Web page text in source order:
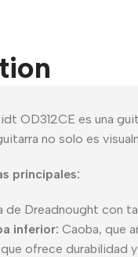
OD312CE es una
no solo es
principales:
de Dreadnought con
inferior: Caoba, que
ofrece durabilidad